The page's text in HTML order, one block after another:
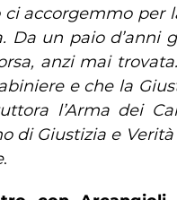
accorgemmo per
Da un paio d’anni
anzi mai
e che la
l’Arma dei
di Giustizia e
.